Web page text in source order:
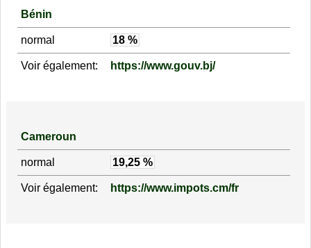
Bénin
normal 18 %
Voir également: https://www.gouv.bj/
Cameroun
normal 19,25 %
Voir également: https://www.impots.cm/fr